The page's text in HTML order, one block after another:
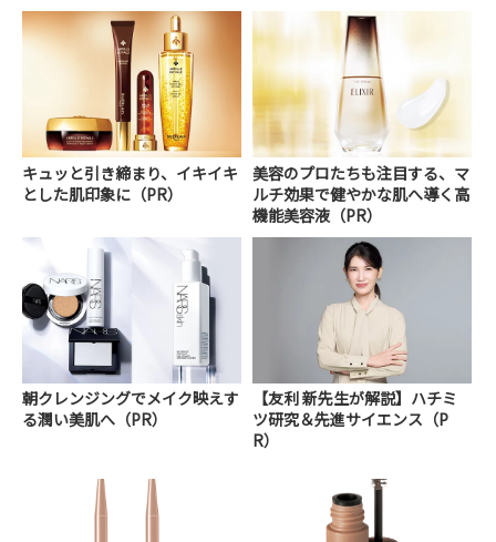
キュッと引き締まり、イキイキ
とした肌印象に（PR）
美容のプロたちも注目する、マ
ルチ効果で健やかな肌へ導く高
機能美容液（PR）
朝クレンジングでメイク映えす
る潤い美肌へ（PR）
【友利 新先生が解説】ハチミ
ツ研究＆先進サイエンス（P
R）